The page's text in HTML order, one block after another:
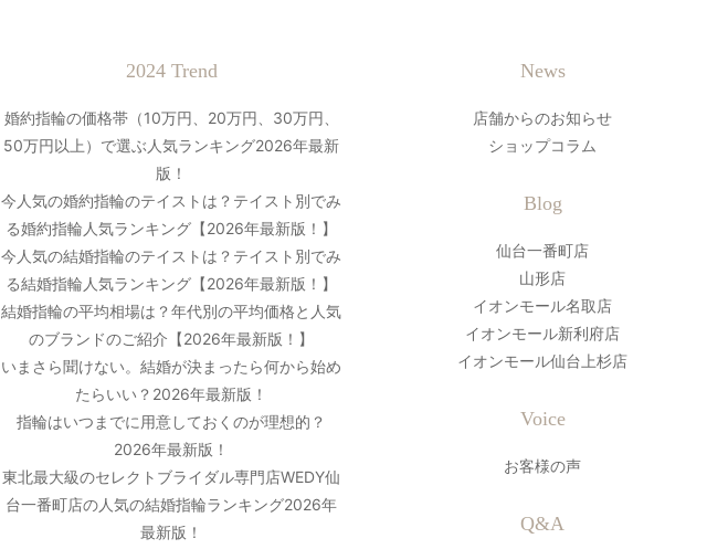
2024 Trend
婚約指輪の価格帯（10万円、20万円、30万円、
50万円以上）で選ぶ人気ランキング2026年最新
版！
今人気の婚約指輪のテイストは？テイスト別でみ
る婚約指輪人気ランキング【2026年最新版！】
今人気の結婚指輪のテイストは？テイスト別でみ
る結婚指輪人気ランキング【2026年最新版！】
結婚指輪の平均相場は？年代別の平均価格と人気
のブランドのご紹介【2026年最新版！】
いまさら聞けない。結婚が決まったら何から始め
たらいい？2026年最新版！
指輪はいつまでに用意しておくのが理想的？
2026年最新版！
東北最大級のセレクトブライダル専門店WEDY仙
台一番町店の人気の結婚指輪ランキング2026年
最新版！
News
店舗からのお知らせ
ショップコラム
Blog
仙台一番町店
山形店
イオンモール名取店
イオンモール新利府店
イオンモール仙台上杉店
Voice
お客様の声
Q&A